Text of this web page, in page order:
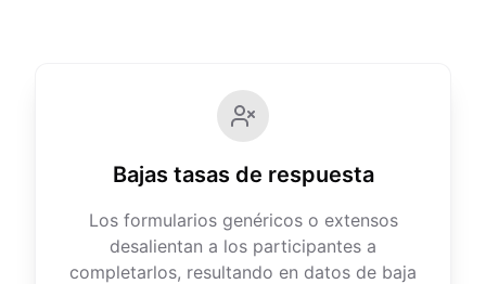
Bajas tasas de respuesta
Los formularios genéricos o extensos
desalientan a los participantes a
completarlos, resultando en datos de baja